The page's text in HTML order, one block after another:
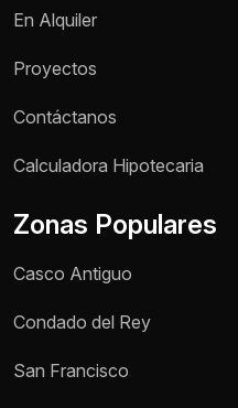
En Alquiler
Proyectos
Contáctanos
Calculadora Hipotecaria
Zonas Populares
Casco Antiguo
Condado del Rey
San Francisco